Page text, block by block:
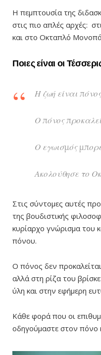
Η πεμπτουσία της
στις πιο απλές αρχές:
και στο Οκταπλό
Ποιες είναι οι
Η ζωή είναι
Ο πόνος
Ο εγωισμός
Ακολούθησε το
Στις σύντομες αυτές
της βουδιστικής
κυρίαρχο γνώρισμα του
πόνου.
Ο πόνος δεν
αλλά στη ρίζα του
ύλη και στην εφήμερη
Κάθε φορά που οι
οδηγούμαστε στον πόνο